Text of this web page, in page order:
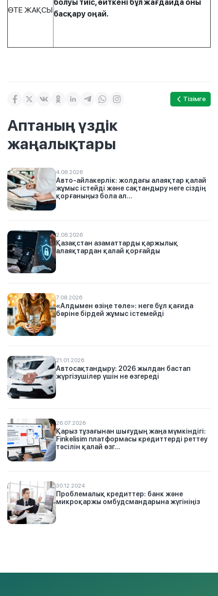
ӨТЕ ЖАҚСЫ
болуы тиіс, өйткені бұл жағдайда оны
басқару оңай.
Тізімге
Аптаның үздік
жаңалықтары
4.08.2026
Авто-айлакерлік: жолдағы алаяқтар қалай
жұмыс істейді және сақтандыру неге сіздің
қорғаныңыз бола ал...
2.08.2026
Қазақстан азаматтарды қаржылық
алаяқтардан қалай қорғайды
7.08.2026
«Алдымен өзіңе төле»: неге бұл қағида
бәріне бірдей жұмыс істемейді
21.01.2026
Автосақтандыру: 2026 жылдан бастап
жүргізушілер үшін не өзгереді
26.07.2026
Қарыз тұзағынан шығудың жаңа мүмкіндігі:
Finkelisim платформасы кредиттерді реттеу
тәсілін қалай өзг...
30.12.2024
Проблемалық кредиттер: банк және
микроқаржы омбудсмандарына жүгініңіз